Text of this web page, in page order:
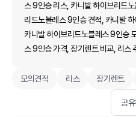
스 9인승 리스, 카니발 하이브리드
리드노블레스 9인승 견적, 카니발
카니발 하이브리드노블레스 9인승
스 9인승 가격, 장기렌트 비교, 리스
모의견적 리스 장기렌트
공유